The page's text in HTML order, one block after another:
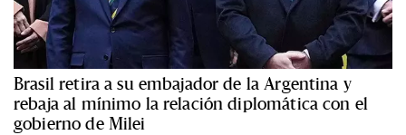
Brasil retira a su embajador de la Argentina y
rebaja al mínimo la relación diplomática con el
gobierno de Milei